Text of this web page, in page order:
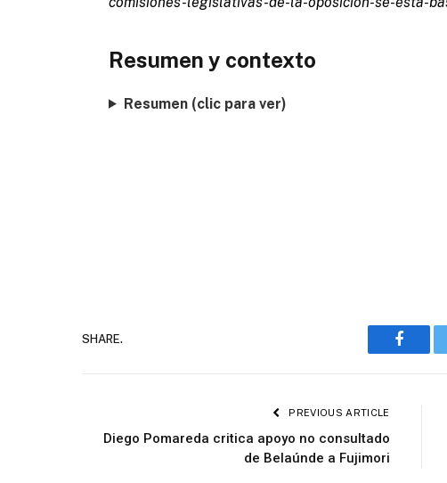
Resumen y contexto
Resumen (clic para ver)
SHARE.
PREVIOUS ARTICLE
Diego Pomareda critica apoyo no consultado
de Belaúnde a Fujimori